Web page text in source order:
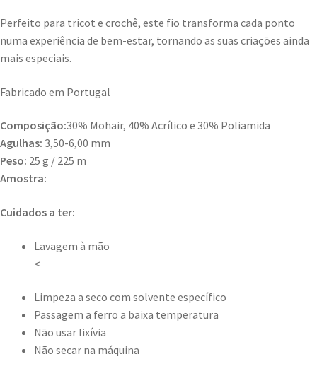
Perfeito para tricot e crochê, este fio transforma cada ponto
numa experiência de bem-estar, tornando as suas criações ainda
mais especiais.
Fabricado em Portugal
Composição:30% Mohair, 40% Acrílico e 30% Poliamida
Agulhas: 3,50-6,00 mm
Peso: 25 g / 225 m
Amostra:
Cuidados a ter:
Lavagem à mão
<
Limpeza a seco com solvente específico
Passagem a ferro a baixa temperatura
Não usar lixívia
Não secar na máquina